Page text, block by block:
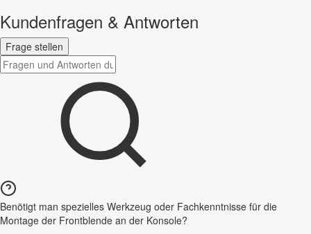
Kundenfragen & Antworten
Frage stellen
Benötigt man spezielles Werkzeug oder Fachkenntnisse für die
Montage der Frontblende an der Konsole?